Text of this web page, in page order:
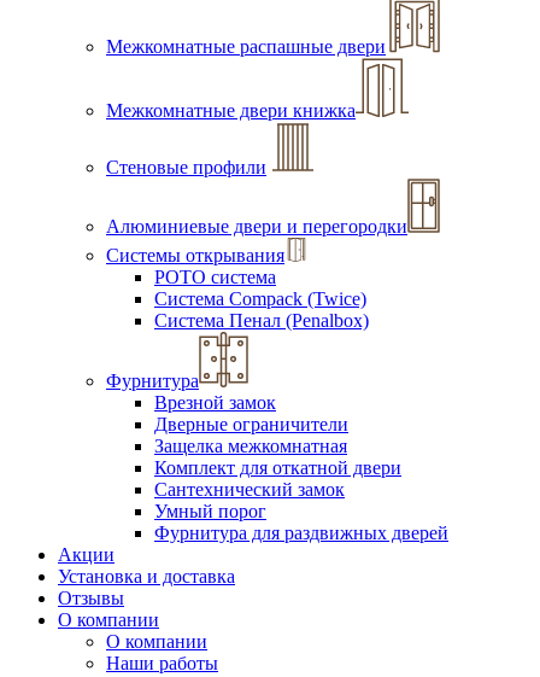
Межкомнатные распашные двери
Межкомнатные двери книжка
Стеновые профили
Алюминиевые двери и перегородки
Системы открывания
РОТО система
Система Compack (Twice)
Система Пенал (Penalbox)
Фурнитура
Врезной замок
Дверные ограничители
Защелка межкомнатная
Комплект для откатной двери
Сантехнический замок
Умный порог
Фурнитура для раздвижных дверей
Акции
Установка и доставка
Отзывы
О компании
О компании
Наши работы